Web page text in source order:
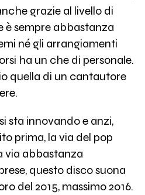
grazie al livello di
sempre abbastanza
né gli arrangiamenti
ha un che di personale.
quella di un cantautore
sta innovando e anzi,
prima, la via del pop
via abbastanza
questo disco suona
del 2015, massimo 2016.